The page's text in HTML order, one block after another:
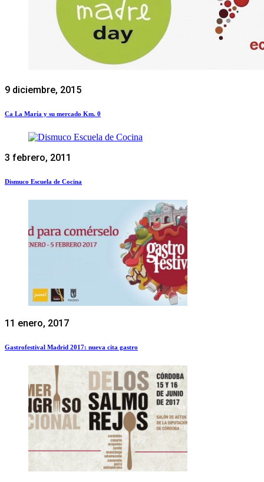
9 diciembre, 2015
Ca La María y su mercado Km. 0
3 febrero, 2011
Dismuco Escuela de Cocina
11 enero, 2017
Gastrofestival Madrid 2017: nueva cita gastro